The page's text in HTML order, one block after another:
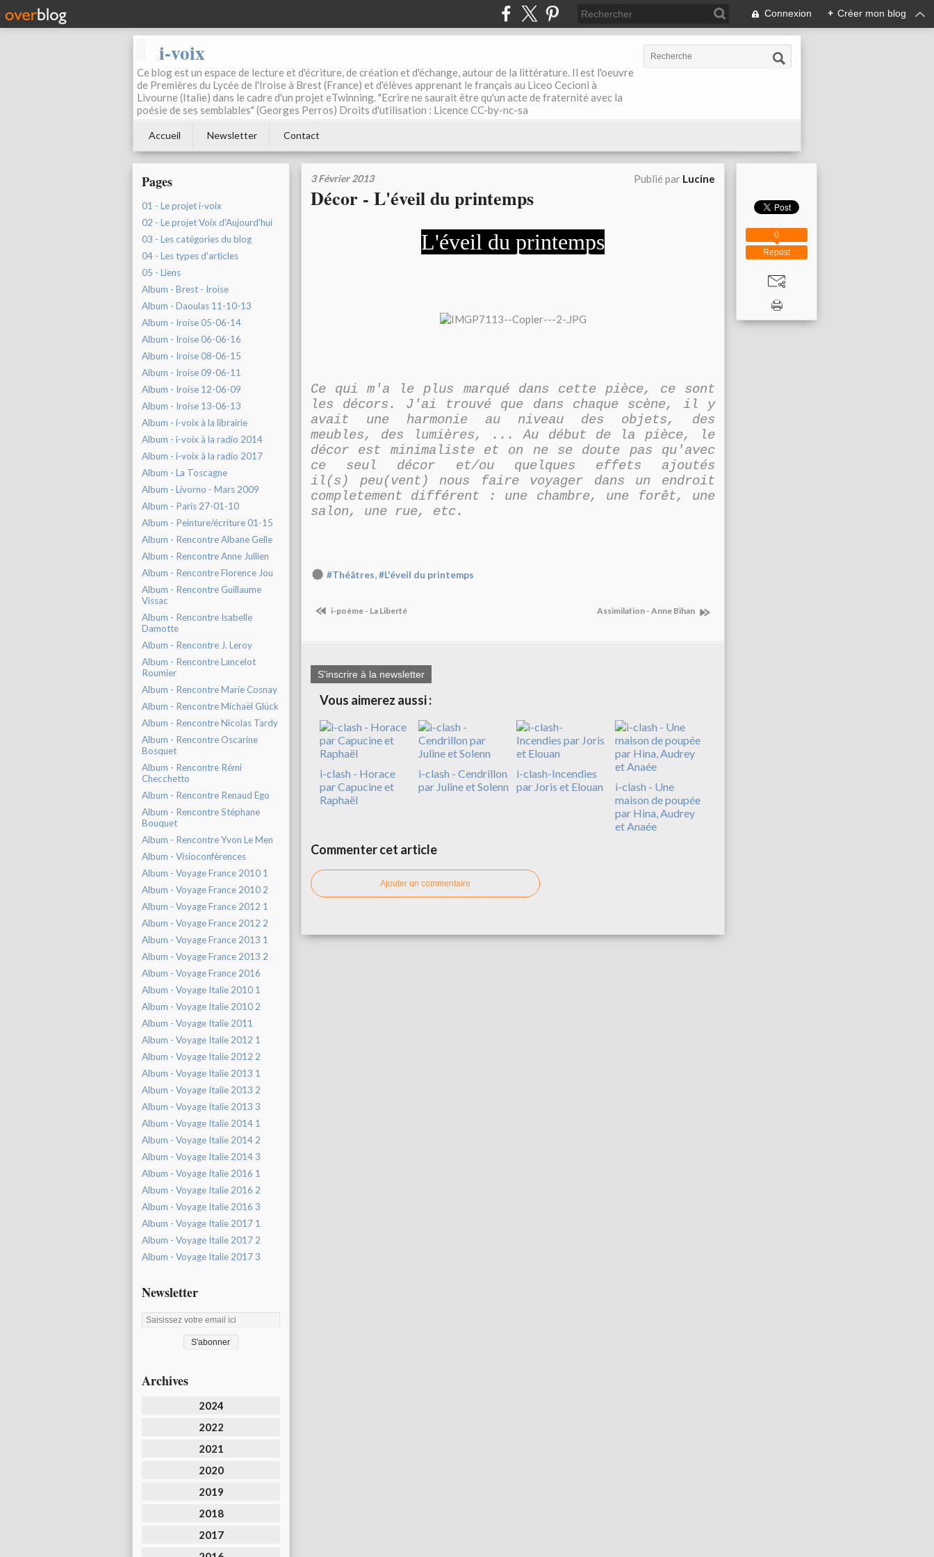
Connexion + Créer mon blog
i-voix
Ce blog est un espace de lecture et d'écriture, de création et d'échange, autour de la littérature. Il est l'oeuvre
de Premières du Lycée de l'Iroise à Brest (France) et d'élèves apprenant le français au Liceo Cecioni à
Livourne (Italie) dans le cadre d'un projet eTwinning. "Ecrire ne saurait être qu'un acte de fraternité avec la
poésie de ses semblables" (Georges Perros) Droits d'utilisation : Licence CC-by-nc-sa
Accueil Newsletter Contact
Pages
01 - Le projet i-voix
02 - Le projet Voix d'Aujourd'hui
03 - Les catégories du blog
04 - Les types d'articles
05 - Liens
Album - Brest - Iroise
Album - Daoulas 11-10-13
Album - Iroise 05-06-14
Album - Iroise 06-06-16
Album - Iroise 08-06-15
Album - Iroise 09-06-11
Album - Iroise 12-06-09
Album - Iroise 13-06-13
Album - i-voix à la librairie
Album - i-voix à la radio 2014
Album - i-voix à la radio 2017
Album - La Toscagne
Album - Livorno - Mars 2009
Album - Paris 27-01-10
Album - Peinture/écriture 01-15
Album - Rencontre Albane Gelle
Album - Rencontre Anne Jullien
Album - Rencontre Florence Jou
Album - Rencontre Guillaume
Vissac
Album - Rencontre Isabelle
Damotte
Album - Rencontre J. Leroy
Album - Rencontre Lancelot
Roumier
Album - Rencontre Marie Cosnay
Album - Rencontre Michaël Glück
Album - Rencontre Nicolas Tardy
Album - Rencontre Oscarine
Bosquet
Album - Rencontre Rémi
Checchetto
Album - Rencontre Renaud Ego
Album - Rencontre Stéphane
Bouquet
Album - Rencontre Yvon Le Men
Album - Visioconfèrences
Album - Voyage France 2010 1
Album - Voyage France 2010 2
Album - Voyage France 2012 1
Album - Voyage France 2012 2
Album - Voyage France 2013 1
Album - Voyage France 2013 2
Album - Voyage France 2016
Album - Voyage Italie 2010 1
Album - Voyage Italie 2010 2
Album - Voyage Italie 2011
Album - Voyage Italie 2012 1
Album - Voyage Italie 2012 2
Album - Voyage Italie 2013 1
Album - Voyage Italie 2013 2
Album - Voyage Italie 2013 3
Album - Voyage Italie 2014 1
Album - Voyage Italie 2014 2
Album - Voyage Italie 2014 3
Album - Voyage Italie 2016 1
Album - Voyage Italie 2016 2
Album - Voyage Italie 2016 3
Album - Voyage Italie 2017 1
Album - Voyage Italie 2017 2
Album - Voyage Italie 2017 3
Newsletter
Archives
2024
2022
2021
2020
2019
2018
2017
3 Février 2013 Publié par Lucine
Décor - L'éveil du printemps
L'éveil du printemps
Ce qui m'a le plus marqué dans cette pièce, ce sont
les décors. J'ai trouvé que dans chaque scène, il y
avait une harmonie au niveau des objets, des
meubles, des lumières, ... Au début de la pièce, le
décor est minimaliste et on ne se doute pas qu'avec
ce seul décor et/ou quelques effets ajoutés
il(s) peu(vent) nous faire voyager dans un endroit
completement différent : une chambre, une forêt, une
salon, une rue, etc.
#Théâtres,#L'éveil du printemps
i-poème - La Liberté Assimilation - Anne Bihan
S'inscrire à la newsletter
Vous aimerez aussi :
i-clash - Horace
par Capucine et
Raphaël
i-clash - Cendrillon
par Juline et Solenn
i-clash-Incendies
par Joris et Elouan
i-clash - Une
maison de poupée
par Hina, Audrey
et Anaée
Commenter cet article
Ajouter un commentaire
Repost
0